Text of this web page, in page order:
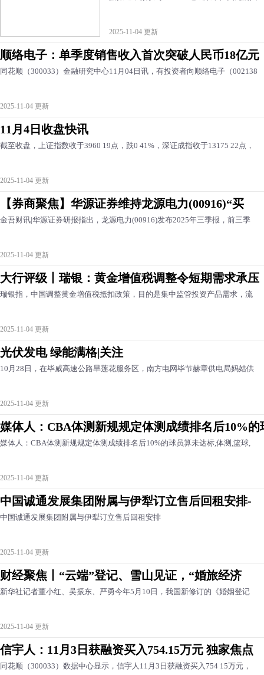
2025-11-04 更新
顺络电子：单季度销售收入首次突破人民币18亿元
同花顺（300033）金融研究中心11月04日讯，有投资者向顺络电子（002138
2025-11-04 更新
11月4日收盘快讯
截至收盘，上证指数收于3960 19点，跌0 41%，深证成指收于13175 22点，
2025-11-04 更新
【券商聚焦】华源证券维持龙源电力(00916)“买
金吾财讯|华源证券研报指出，龙源电力(00916)发布2025年三季报，前三季
2025-11-04 更新
大行评级丨瑞银：黄金增值税调整令短期需求承压
瑞银指，中国调整黄金增值税抵扣政策，目的是集中监管投资产品需求，流
2025-11-04 更新
光伏发电 绿能满格|关注
10月28日，在毕威高速公路旱莲花服务区，南方电网毕节赫章供电局妈姑供
2025-11-04 更新
媒体人：CBA体测新规规定体测成绩排名后10%的
媒体人：CBA体测新规规定体测成绩排名后10%的球员算未达标,体测,篮球,
2025-11-04 更新
中国诚通发展集团附属与伊犁订立售后回租安排-
中国诚通发展集团附属与伊犁订立售后回租安排
2025-11-04 更新
财经聚焦丨“云端”登记、雪山见证，“婚旅经济
新华社记者董小红、吴振东、严勇今年5月10日，我国新修订的《婚姻登记
2025-11-04 更新
信宇人：11月3日获融资买入754.15万元 独家焦点
同花顺（300033）数据中心显示，信宇人11月3日获融资买入754 15万元，